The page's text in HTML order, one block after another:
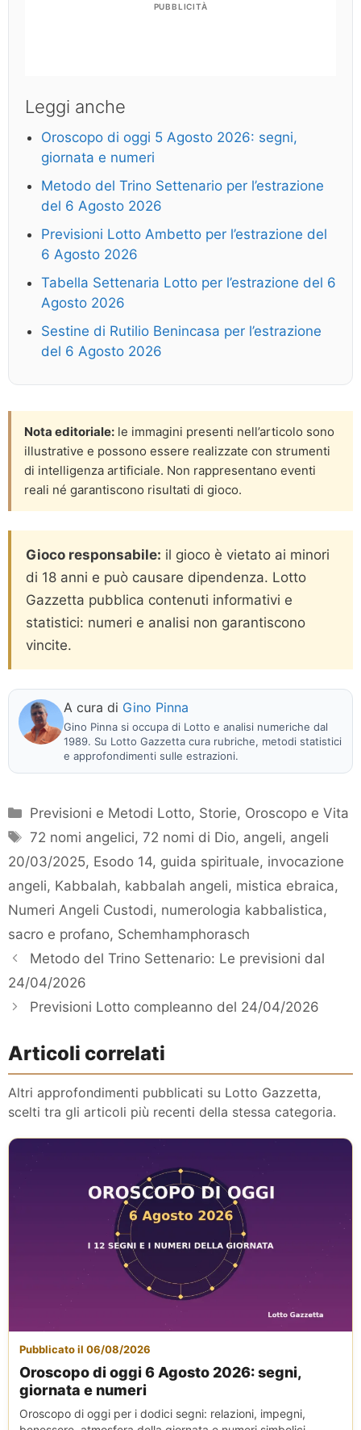
PUBBLICITÀ
Leggi anche
Oroscopo di oggi 5 Agosto 2026: segni,
giornata e numeri
Metodo del Trino Settenario per l’estrazione
del 6 Agosto 2026
Previsioni Lotto Ambetto per l’estrazione del
6 Agosto 2026
Tabella Settenaria Lotto per l’estrazione del 6
Agosto 2026
Sestine di Rutilio Benincasa per l’estrazione
del 6 Agosto 2026
Nota editoriale: le immagini presenti nell’articolo sono
illustrative e possono essere realizzate con strumenti
di intelligenza artificiale. Non rappresentano eventi
reali né garantiscono risultati di gioco.
Gioco responsabile: il gioco è vietato ai minori
di 18 anni e può causare dipendenza. Lotto
Gazzetta pubblica contenuti informativi e
statistici: numeri e analisi non garantiscono
vincite.
A cura di Gino Pinna
Gino Pinna si occupa di Lotto e analisi numeriche dal
1989. Su Lotto Gazzetta cura rubriche, metodi statistici
e approfondimenti sulle estrazioni.
Categorie
Previsioni e Metodi Lotto, Storie, Oroscopo e Vita
Tag
72 nomi angelici,72 nomi di Dio, angeli, angeli
20/03/2025, Esodo 14, guida spirituale, invocazione
angeli, Kabbalah, kabbalah angeli, mistica ebraica,
Numeri Angeli Custodi, numerologia kabbalistica,
sacro e profano, Schemhamphorasch
Metodo del Trino Settenario: Le previsioni dal
24/04/2026
Previsioni Lotto compleanno del 24/04/2026
Articoli correlati
Altri approfondimenti pubblicati su Lotto Gazzetta,
scelti tra gli articoli più recenti della stessa categoria.
Pubblicato il 06/08/2026
Oroscopo di oggi 6 Agosto 2026: segni,
giornata e numeri
Oroscopo di oggi per i dodici segni: relazioni, impegni,